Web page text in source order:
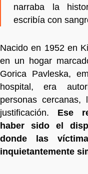
narraba la
escribía con
Nacido en 1952 en
en un hogar
Gorica Pavleska,
hospital, era
personas
justificación. Ese
haber sido el
donde las
inquietantemente